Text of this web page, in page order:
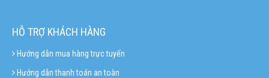
HỖ TRỢ KHÁCH HÀNG
Hướng dẫn mua hàng trực tuyến
Hướng dẫn thanh toán an toàn